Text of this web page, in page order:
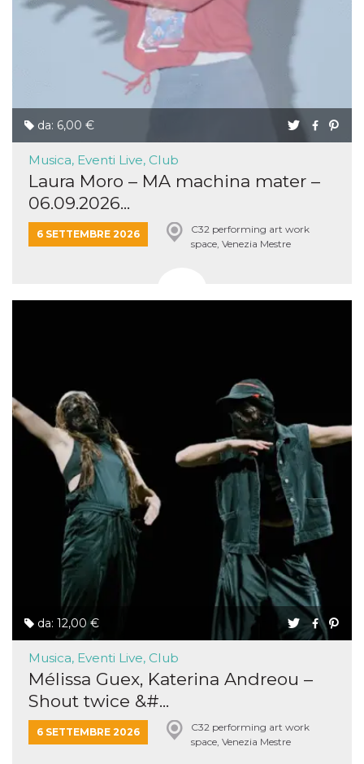
da: 6,00 €
Musica, Eventi Live, Club
Laura Moro – MA machina mater –
06.09.2026...
6 SETTEMBRE 2026
C32 performing art work
space, Venezia Mestre
da: 12,00 €
Musica, Eventi Live, Club
Mélissa Guex, Katerina Andreou –
Shout twice &#...
6 SETTEMBRE 2026
C32 performing art work
space, Venezia Mestre